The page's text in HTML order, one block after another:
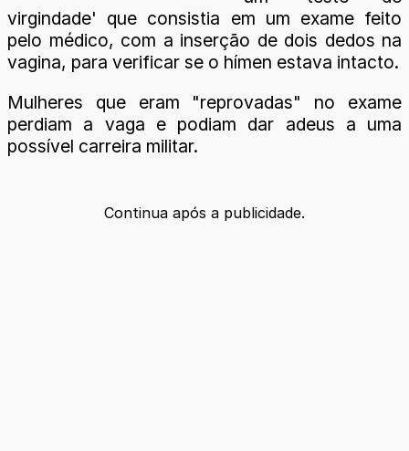
virgindade' que consistia em um exame feito
pelo médico, com a inserção de dois dedos na
vagina, para verificar se o hímen estava intacto.
Mulheres que eram "reprovadas" no exame
perdiam a vaga e podiam dar adeus a uma
possível carreira militar.
Continua após a publicidade.